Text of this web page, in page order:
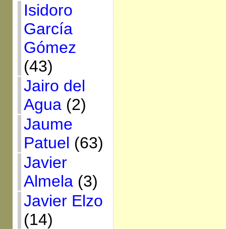
Isidoro
García
Gómez
(43)
Jairo del
Agua(2)
Jaume
Patuel (63)
Javier
Almela(3)
Javier Elzo
(14)